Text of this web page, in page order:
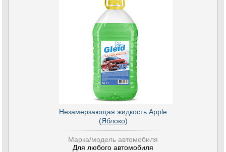
Незамерзающая жидкость Apple
(Яблоко)
Марка/модель автомобиля
Для любого автомобиля